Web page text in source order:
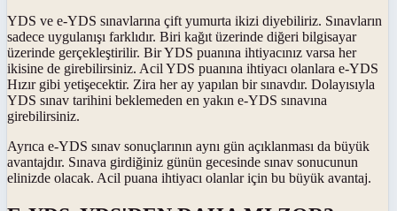
YDS ve e-YDS sınavlarına çift yumurta ikizi diyebiliriz. Sınavların
sadece uygulanışı farklıdır. Biri kağıt üzerinde diğeri bilgisayar
üzerinde gerçekleştirilir. Bir YDS puanına ihtiyacınız varsa her
ikisine de girebilirsiniz. Acil YDS puanına ihtiyacı olanlara e-YDS
Hızır gibi yetişecektir. Zira her ay yapılan bir sınavdır. Dolayısıyla
YDS sınav tarihini beklemeden en yakın e-YDS sınavına
girebilirsiniz.
Ayrıca e-YDS sınav sonuçlarının aynı gün açıklanması da büyük
avantajdır. Sınava girdiğiniz günün gecesinde sınav sonucunun
elinizde olacak. Acil puana ihtiyacı olanlar için bu büyük avantaj.